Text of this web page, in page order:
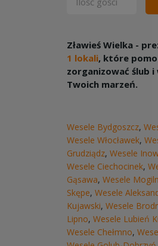
Zławieś Wielka -
1 lokali, które
zorganizować ślub i
Twoich marzeń.
Wesele Bydgoszcz,
Wesele Włocławek,
Grudziądz, Wesele
Wesele Ciechocinek,
Gąsawa, Wesele
Skępe, Wesele
Kujawski, Wesele
Lipno, Wesele Lubień
Wesele Chełmno,